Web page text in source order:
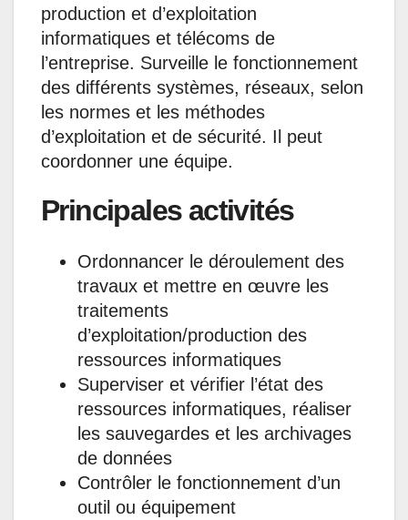
production et d’exploitation
informatiques et télécoms de
l’entreprise. Surveille le fonctionnement
des différents systèmes, réseaux, selon
les normes et les méthodes
d’exploitation et de sécurité. Il peut
coordonner une équipe.
Principales activités
Ordonnancer le déroulement des
travaux et mettre en œuvre les
traitements
d’exploitation/production des
ressources informatiques
Superviser et vérifier l’état des
ressources informatiques, réaliser
les sauvegardes et les archivages
de données
Contrôler le fonctionnement d’un
outil ou équipement